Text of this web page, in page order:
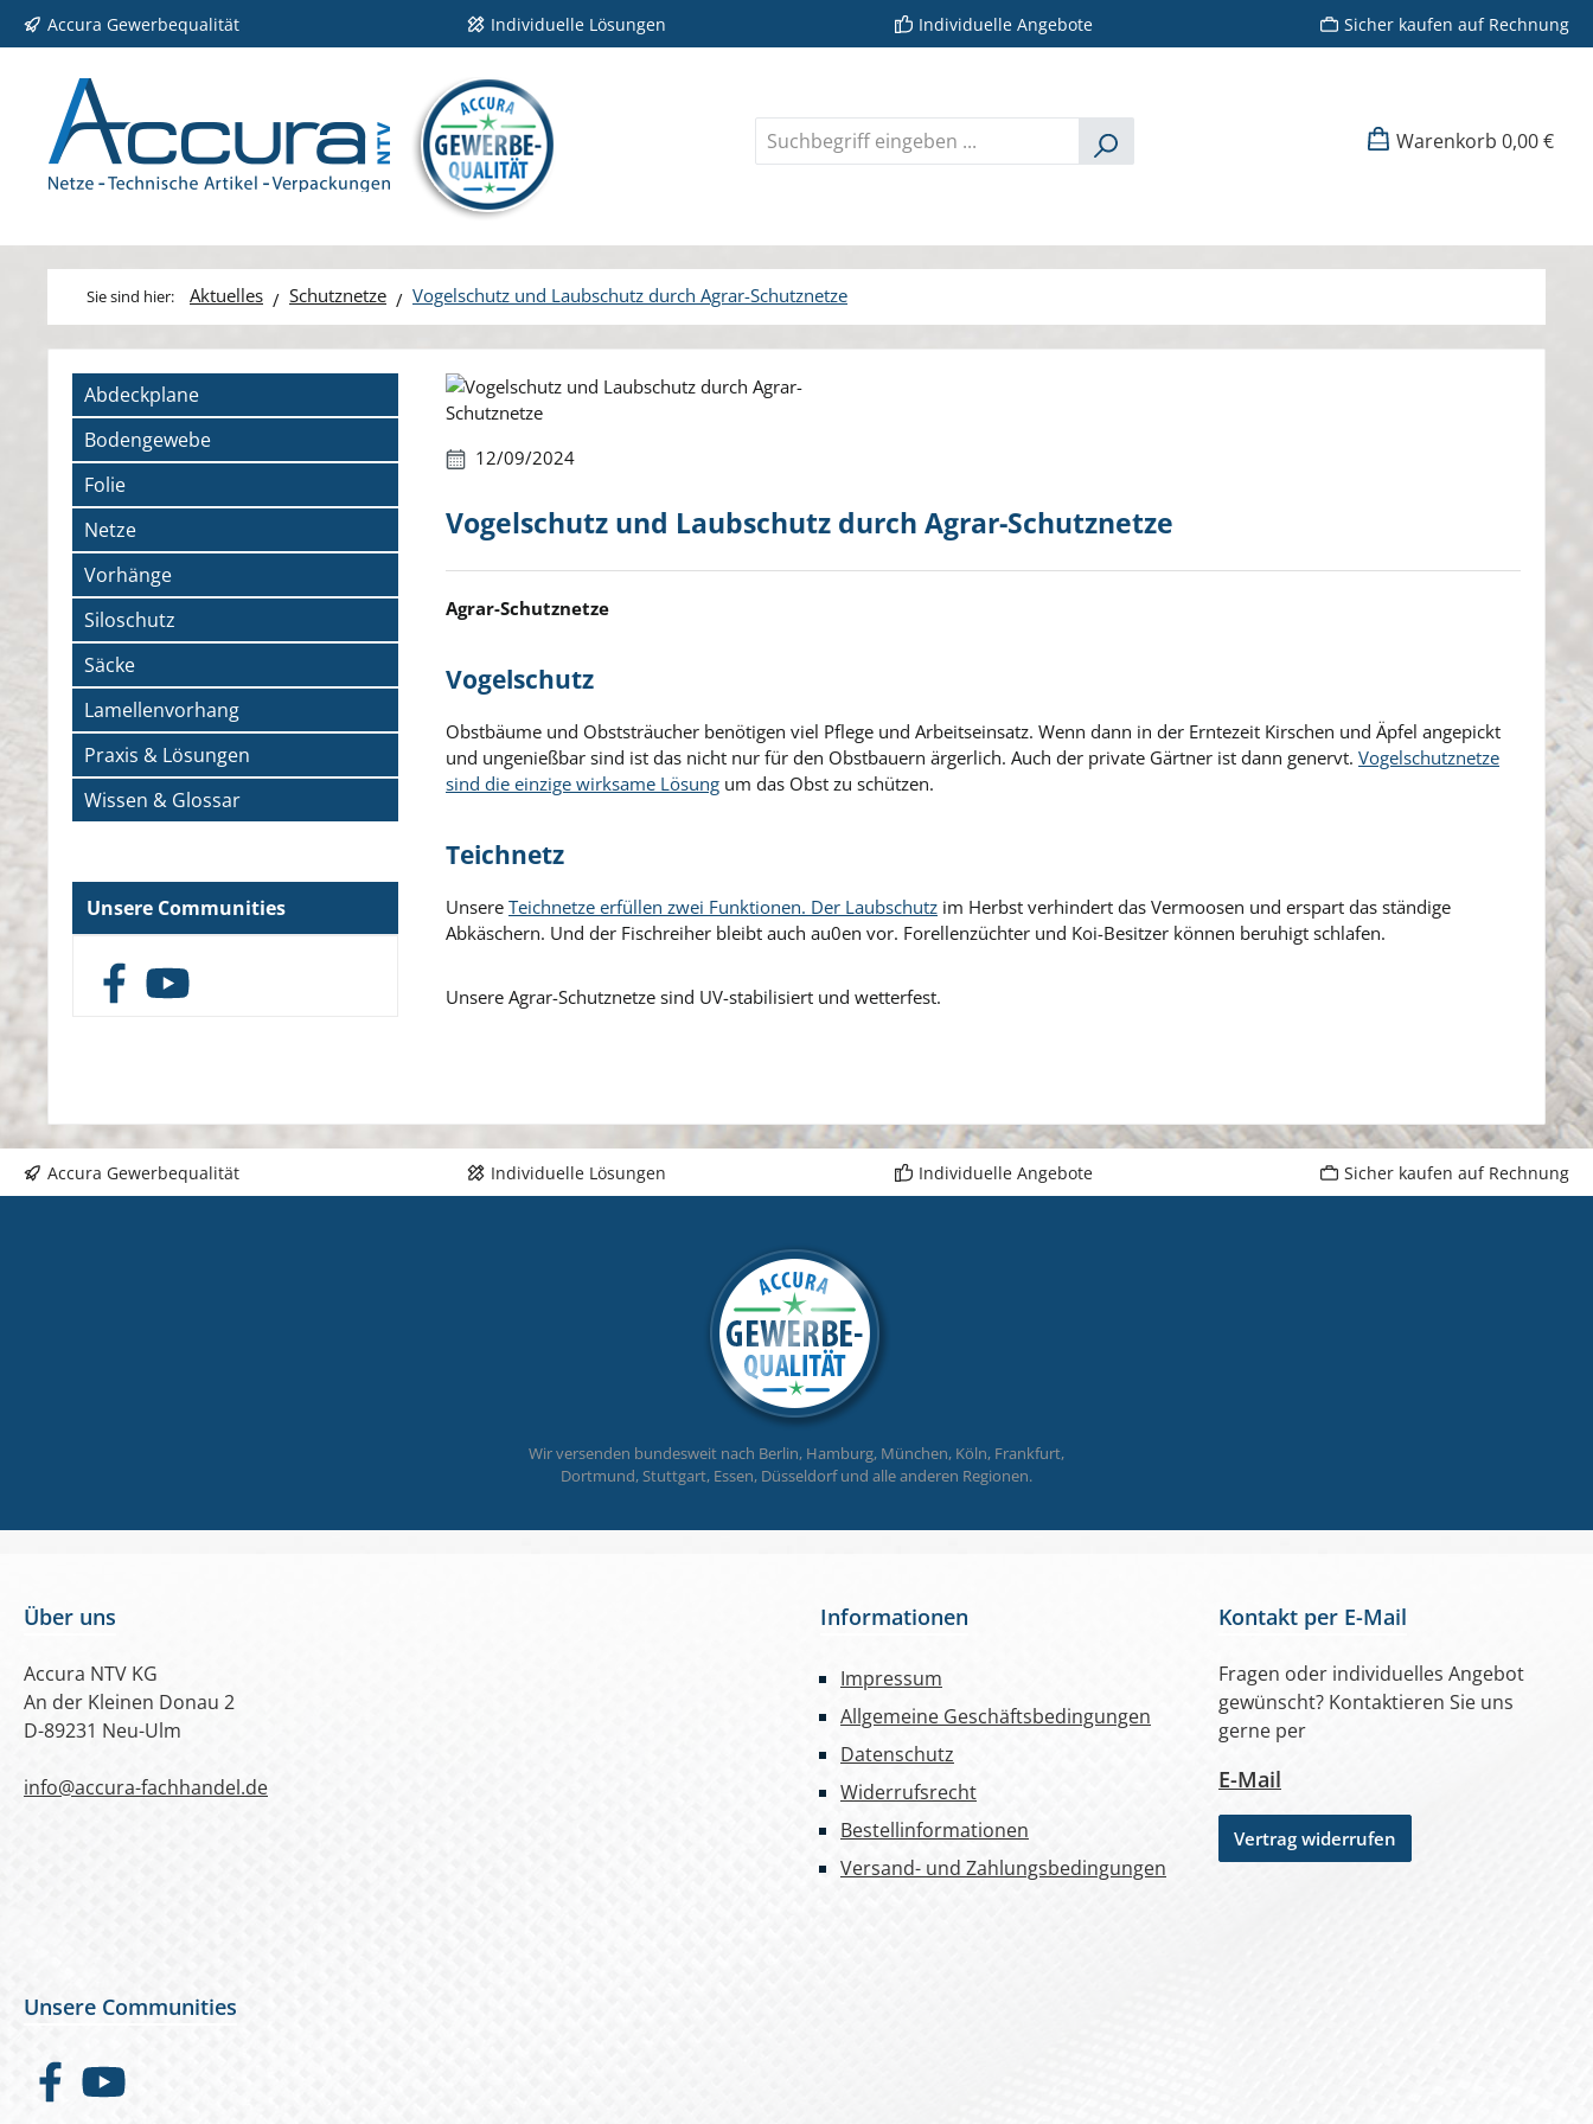
Hauptinhalt springen
Zur Suche springen
Zur Hauptnavigation springen
Accura Gewerbequalität Individuelle Lösungen Individuelle Angebote Sicher kaufen auf Rechnung
Warenkorb 0,00 €
Aktuelles Schutznetze Vogelschutz und Laubschutz durch Agrar-Schutznetze
Abdeckplane
Bodengewebe
Folie
Netze
Vorhänge
Siloschutz
Säcke
Lamellenvorhang
Praxis & Lösungen
Wissen & Glossar
Unsere Communities
FacebookYouTube
Bildergalerie überspringen
12/09/2024
Vogelschutz und Laubschutz durch Agrar-Schutznetze
Agrar-Schutznetze
Vogelschutz
Obstbäume und Obststräucher benötigen viel Pflege und Arbeitseinsatz. Wenn dann in der Erntezeit Kirschen und Äpfel angepickt
und ungenießbar sind ist das nicht nur für den Obstbauern ärgerlich. Auch der private Gärtner ist dann genervt. Vogelschutznetze
sind die einzige wirksame Lösung um das Obst zu schützen.
Teichnetz
Unsere Teichnetze erfüllen zwei Funktionen. Der Laubschutz im Herbst verhindert das Vermoosen und erspart das ständige
Abkäschern. Und der Fischreiher bleibt auch au0en vor. Forellenzüchter und Koi-Besitzer können beruhigt schlafen.
Unsere Agrar-Schutznetze sind UV-stabilisiert und wetterfest.
Accura Gewerbequalität Individuelle Lösungen Individuelle Angebote Sicher kaufen auf Rechnung
Wir versenden bundesweit nach Berlin, Hamburg, München, Köln, Frankfurt,
Dortmund, Stuttgart, Essen, Düsseldorf und alle anderen Regionen.
Über uns
Accura NTV KG
An der Kleinen Donau 2
D-89231 Neu-Ulm
info@accura-fachhandel.de
Informationen
Impressum
Allgemeine Geschäftsbedingungen
Datenschutz
Widerrufsrecht
Bestellinformationen
Versand- und Zahlungsbedingungen
Kontakt per E-Mail
Fragen oder individuelles Angebot
gewünscht? Kontaktieren Sie uns
gerne per
E-Mail
Vertrag widerrufen
Unsere Communities
FacebookYouTube